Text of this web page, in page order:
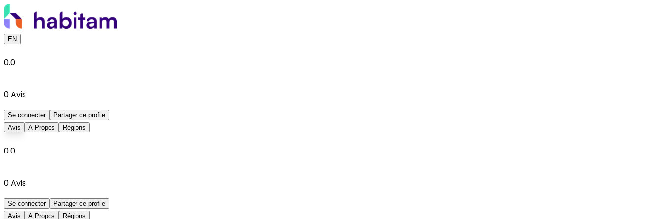
EN
0.0
0Avis
Se connecter
Partager ce profile
Avis
A Propos Régions
0.0
0Avis
Se connecter
Partager ce profile
Avis
A Propos Régions